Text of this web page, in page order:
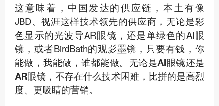
这意味着，中国发达的供应链，本土有像
JBD、视涯这样技术领先的供应商，无论是彩
色显示的光波导AR眼镜，还是单绿色的AI眼
镜，或者BirdBath的观影墨镜， 只要有钱，你
能做，我能做，谁都能做。无论是AI眼镜还是
AR眼镜，不存在什么技术困难，比拼的是高烈
度、更吸睛的营销。